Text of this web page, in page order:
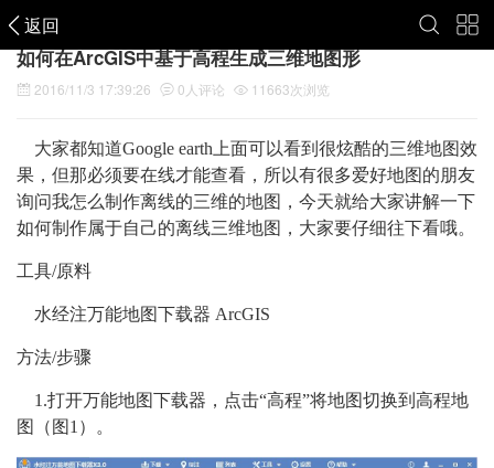
返回
如何在ArcGIS中基于高程生成三维地图形
2016/11/3 17:39:26 0 人评论 11663次浏览
大家都知道Google earth上面可以看到很炫酷的三维地图效
果，但那必须要在线才能查看，所以有很多爱好地图的朋友
询问我怎么制作离线的三维的地图，今天就给大家讲解一下
如何制作属于自己的离线三维地图，大家要仔细往下看哦。
工具/原料
水经注万能地图下载器 ArcGIS
方法/步骤
1.打开万能地图下载器，点击“高程”将地图切换到高程地
图（图1）。